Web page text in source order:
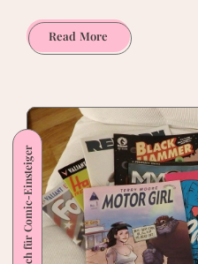
Read MoreComics
im
Auch für Comic-Einsteiger